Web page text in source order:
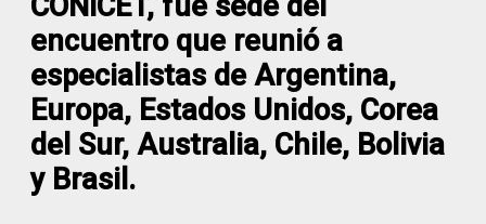
encuentro que reunió a
especialistas de Argentina,
Europa, Estados Unidos, Corea
del Sur, Australia, Chile, Bolivia
y Brasil.